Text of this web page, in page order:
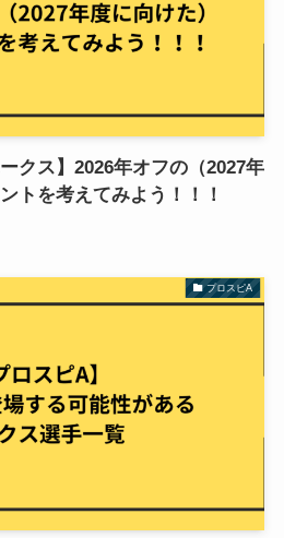
クス】2026年オフの（2027年
トを考えてみよう！！！
プロスピA